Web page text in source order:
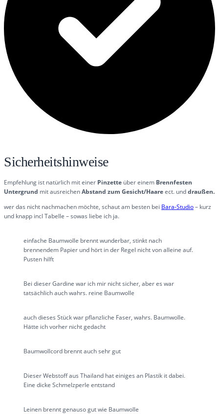
Sicherheitshinweise
Empfehlung ist natürlich mit einer Pinzette über einem Brennfesten
Untergrund mit ausreichenAbstand zum Gesicht/Haareect. unddraußen.
wer das nicht nachmachen möchte, schaut am besten bei Bara-Studio– kurz
und knapp incl Tabelle – sowas liebe ich ja.
einfache Baumwolle brennt wunderbar, stinkt nach
brennendem Papier und hört in der Regel nicht von alleine auf.
Pusten hilft
Bei dieser Gardine war ich mir nicht sicher, aber es war
tatsächlich auch wahrs. reine Baumwolle
auch dieses Stück war pflanzliche Faser, wahrs. Baumwolle.
Hätte ich vorher nicht gedacht
Baumwollcord brennt auch sehr gut
Dieser Webstoff aus Thailand hat einiges an Plastik it dabei.
Eine dicke Schmelzperle entstand
Leinen brennt genauso gut wie Baumwolle